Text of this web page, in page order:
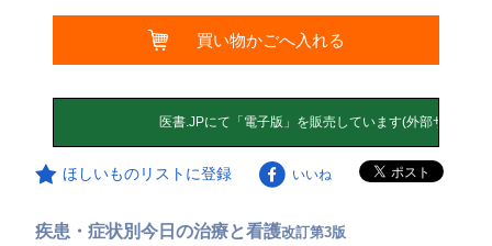
買い物かごへ入れる
ほしいものリストに登録 いいね
疾患・症状別今日の治療と看護改訂第3版